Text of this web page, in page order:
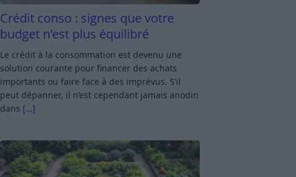
Crédit conso : signes que votre
budget n’est plus équilibré
Le crédit à la consommation est devenu une
solution courante pour financer des achats
importants ou faire face à des imprévus. S’il
peut dépanner, il n’est cependant jamais anodin
dans […]